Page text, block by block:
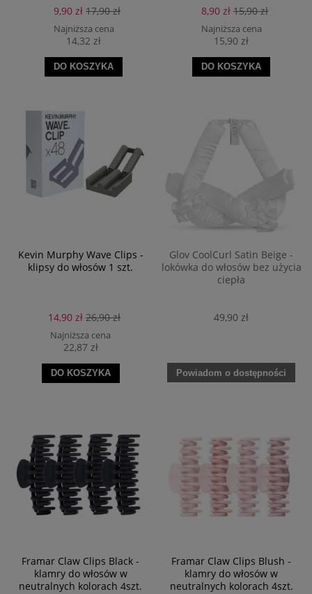
9,90 zł 17,90 zł
Najniższa cena
14,32 zł
DO KOSZYKA
8,90 zł 15,90 zł
Najniższa cena
15,90 zł
DO KOSZYKA
Kevin Murphy Wave Clips -
klipsy do włosów 1 szt.
14,90 zł 26,90 zł
Najniższa cena
22,87 zł
DO KOSZYKA
Glov CoolCurl Satin Beige -
lokówka do włosów bez użycia
ciepła
49,90 zł
Powiadom o dostępności
Framar Claw Clips Black -
klamry do włosów w
neutralnych kolorach 4szt.
Framar Claw Clips Blush -
klamry do włosów w
neutralnych kolorach 4szt.